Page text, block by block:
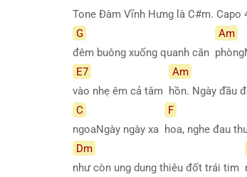
Tone Đàm Vĩnh Hưng là C#m. Capo
G
đêm buông xuống quanh căn
Am
E7
vào nhẹ êm cả tâm
Am
hồn. Ngày đầu
C
ngoaNgày ngày xa
F
hoa, nghe đau
Dm
như còn ung dung thiêu đốt trái tim